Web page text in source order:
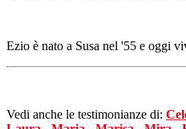
Ezio è nato a Susa nel '55 e oggi
Vedi anche le testimonianze di: